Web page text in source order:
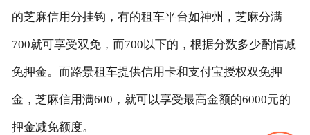
的芝麻信用分挂钩，有的租车平台如神州，芝麻分满
700就可享受双免，而700以下的，根据分数多少酌情减
免押金。而路景租车提供信用卡和支付宝授权双免押
金，芝麻信用满600，就可以享受最高金额的6000元的
押金减免额度。